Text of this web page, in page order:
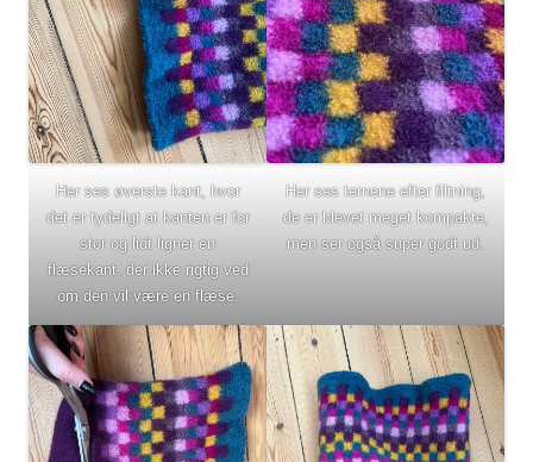
Her ses øverste kant, hvor
det er tydeligt at kanten er for
stor og lidt ligner en
flæsekant, der ikke rigtig ved
om den vil være en flæse.
Her ses ternene efter filtning,
de er blevet meget kompakte,
men ser også super godt ud.